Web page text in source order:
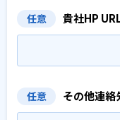
任意 貴社HP
任意 その他連絡